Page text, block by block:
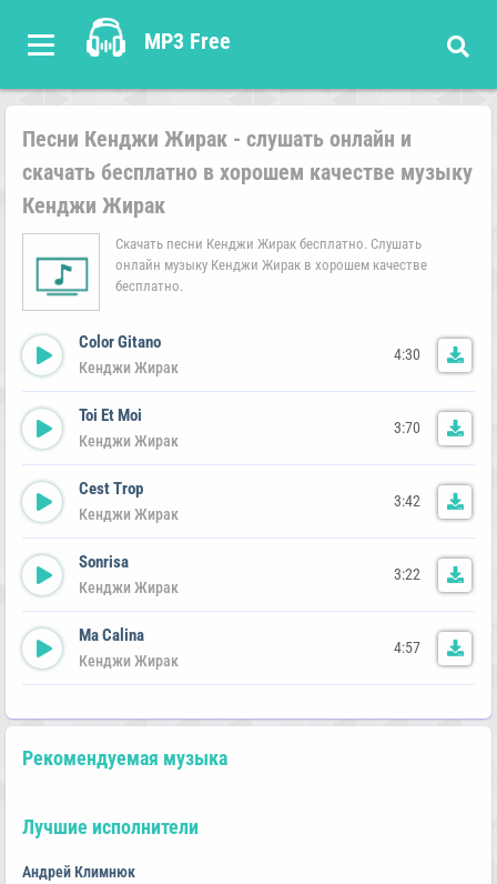
MP3 Free
Песни Кенджи Жирак - слушать онлайн и
скачать бесплатно в хорошем качестве музыку
Кенджи Жирак
Скачать песни Кенджи Жирак бесплатно. Слушать
онлайн музыку Кенджи Жирак в хорошем качестве
бесплатно.
Color Gitano
Кенджи Жирак
4:30
Toi Et Moi
Кенджи Жирак
3:70
Cest Trop
Кенджи Жирак
3:42
Sonrisa
Кенджи Жирак
3:22
Ma Calina
Кенджи Жирак
4:57
Рекомендуемая музыка
Лучшие исполнители
Андрей Климнюк